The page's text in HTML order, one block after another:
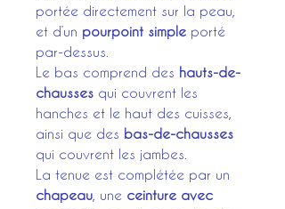
portée directement sur la peau,
et d’un pourpoint simple porté
par-dessus.
Le bas comprend des hauts-de-
chausses qui couvrent les
hanches et le haut des cuisses,
ainsi que des bas-de-chausses
qui couvrent les jambes.
La tenue est complétée par un
chapeau , une ceinture avec